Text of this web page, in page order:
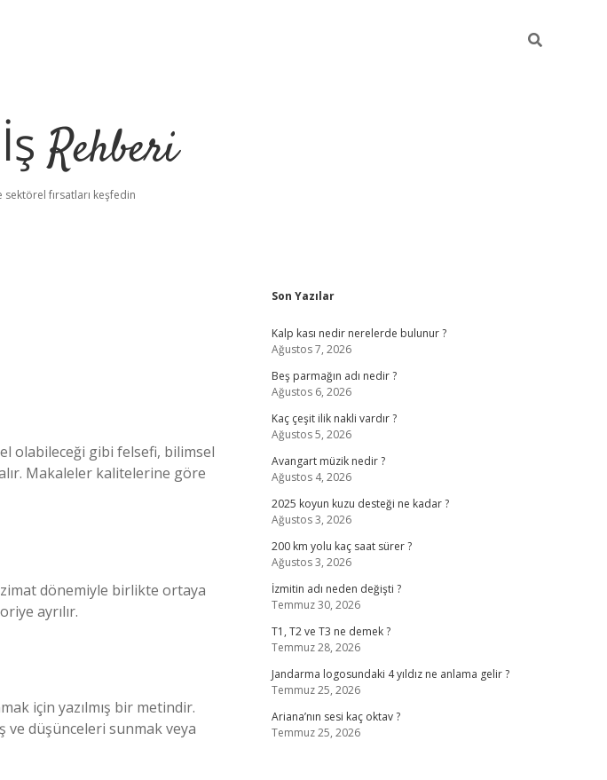
Rehberi
sektörel fırsatları keşfedin
olabileceği gibi felsefi, bilimsel
Makaleler kalitelerine göre
dönemiyle birlikte ortaya
ayrılır.
için yazılmış bir metindir.
ve düşünceleri sunmak veya
Sidebar
Son Yazılar
Kalp kası nedir nerelerde bulunur ?
Ağustos 7, 2026
Beş parmağın adı nedir ?
Ağustos 6, 2026
Kaç çeşit ilik nakli vardır ?
Ağustos 5, 2026
Avangart müzik nedir ?
Ağustos 4, 2026
2025 koyun kuzu desteği ne kadar ?
Ağustos 3, 2026
200 km yolu kaç saat sürer ?
Ağustos 3, 2026
İzmitin adı neden değişti ?
Temmuz 30, 2026
T1, T2 ve T3 ne demek ?
Temmuz 28, 2026
Jandarma logosundaki 4 yıldız ne anlama gelir ?
Temmuz 25, 2026
Ariana’nın sesi kaç oktav ?
Temmuz 25, 2026